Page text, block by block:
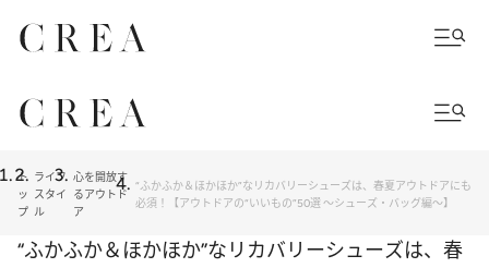
ト
ッ
プ
ライフ
スタイ
ル
心を開放す
るアウトド
ア
“ふかふか＆ほかほか”なリカバリーシューズは、春夏アウトドアにも
必須！【アウトドアの“いいもの”50選 ～シューズ・バッグ編～】
“ふかふか＆ほかほか”なリカバリーシューズは、春